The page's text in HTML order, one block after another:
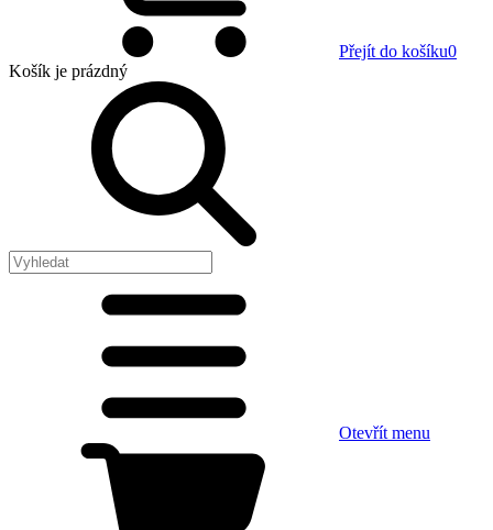
Přejít do košíku0
Košík je prázdný
Otevřít menu